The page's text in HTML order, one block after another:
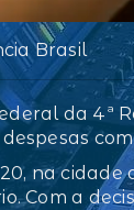
Brasil
da 4ª
na cidade
Com a